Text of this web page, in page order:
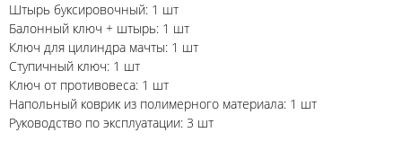
Штырь буксировочный: 1 шт
Балонный ключ + штырь: 1 шт
Ключ для цилиндра мачты: 1 шт
Ступичный ключ: 1 шт
Ключ от противовеса: 1 шт
Напольный коврик из полимерного материала: 1 шт
Руководство по эксплуатации: 3 шт